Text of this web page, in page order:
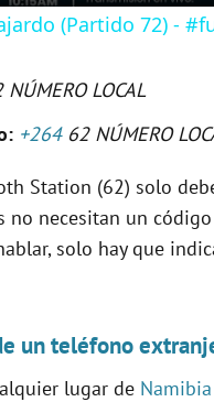
i
d
o
(Partido 72) -
NÚMERO LOCAL
+26462 NÚMERO
Station (62) solo
no necesitan un
solo hay que
un teléfono
lugar de Namibia